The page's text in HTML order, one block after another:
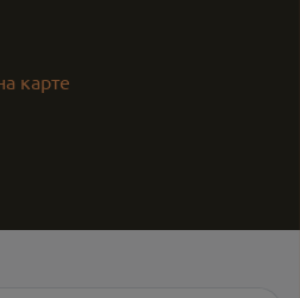
карте